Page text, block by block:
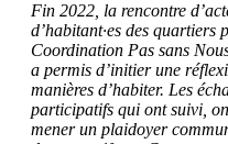
Fin 2022, la rencontre
d’habitant·es des quartiers
Coordination Pas sans
a permis d’initier une
manières d’habiter. Les
participatifs qui ont suivi,
mener un plaidoyer